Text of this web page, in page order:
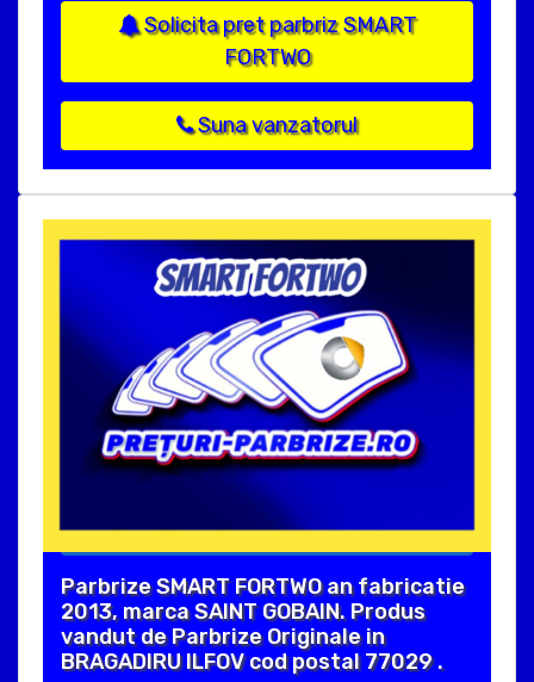
Solicita pret parbriz SMART
FORTWO
Suna vanzatorul
Parbrize SMART FORTWO an fabricatie
2013, marca SAINT GOBAIN. Produs
vandut de Parbrize Originale in
BRAGADIRU ILFOV cod postal 77029 .